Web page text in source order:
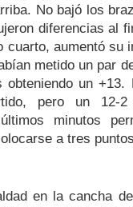
No bajó los
diferencias al
cuarto, aumentó su
metido un par
obteniendo un
pero un
minutos
a tres
en la cancha